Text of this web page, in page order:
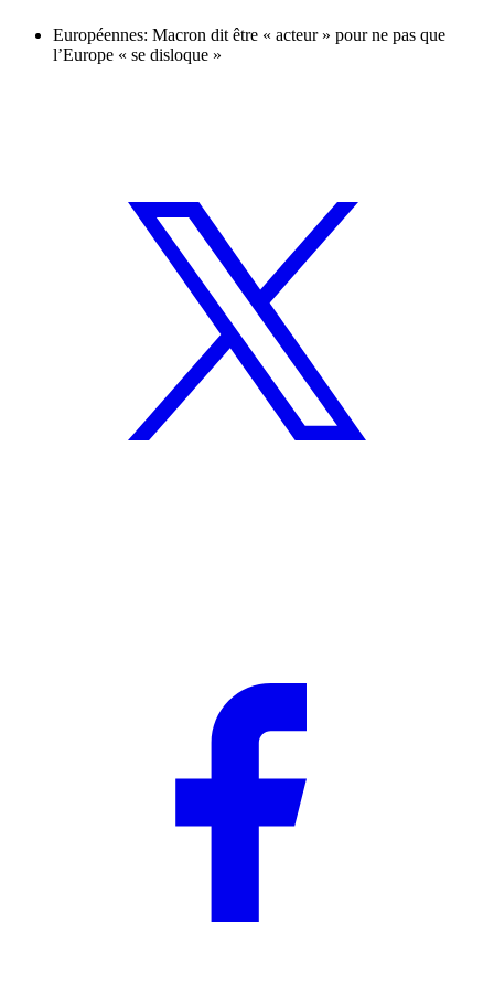
Européennes: Macron dit être « acteur » pour ne pas que
l’Europe « se disloque »